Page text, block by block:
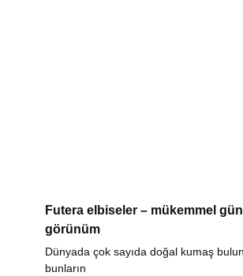
Futera elbiseler – mükemmel
görünüm
Dünyada çok sayıda doğal kumaş
bunların